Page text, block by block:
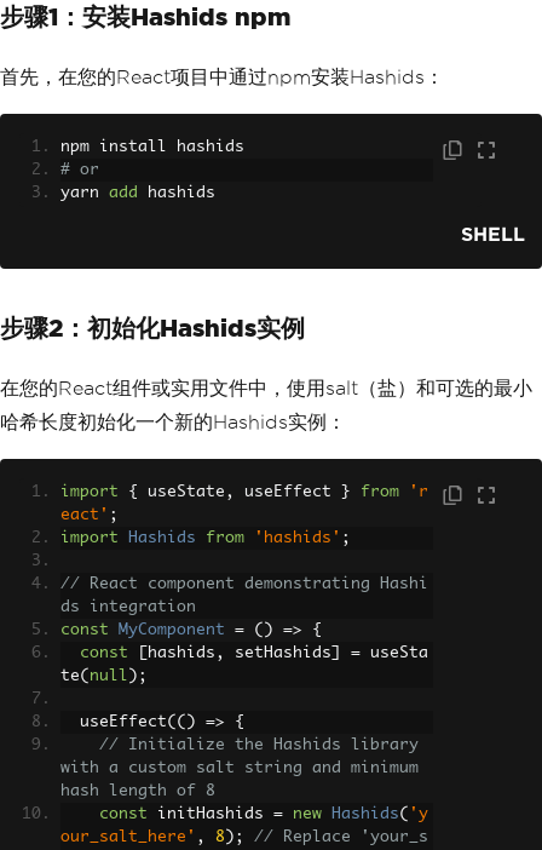
步骤1：安装Hashids npm
首先，在您的React项目中通过npm安装Hashids：
npm install hashids
# or
yarn add hashids
SHELL
步骤2：初始化Hashids实例
在您的React组件或实用文件中，使用salt（盐）和可选的最小
哈希长度初始化一个新的Hashids实例：
import { useState , useEffect } from
'r
eact' ;
import
Hashids from 'hashids' ;
// React component demonstrating Hashi
ds integration
const
MyComponent = () =>
{
const
hashids , setHashids = useSta
te( null );
  useEffect
(() =>
{
// Initialize the Hashids library
with a custom salt string and minimum
hash length of 8
const initHashids = new Hashids( 'y
our_salt_here' , 8 );
// Replace 'your_s